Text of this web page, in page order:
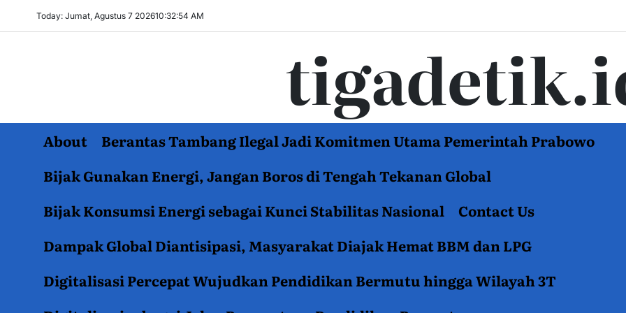
Today: Jumat, Agustus 7 202610:32:55 AM
About
Berantas Tambang Ilegal Jadi Komitmen Utama Pemerintah Prabowo
Bijak Gunakan Energi, Jangan Boros di Tengah Tekanan Global
Bijak Konsumsi Energi sebagai Kunci Stabilitas Nasional
Contact Us
Dampak Global Diantisipasi, Masyarakat Diajak Hemat BBM dan LPG
Digitalisasi Percepat Wujudkan Pendidikan Bermutu hingga Wilayah 3T